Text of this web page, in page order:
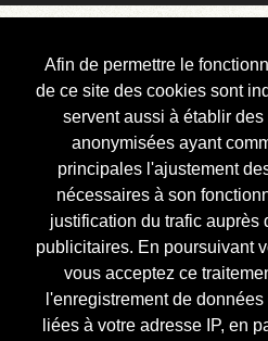
Afin de permettre le
de ce site des cookies sont
servent aussi à établir
anonymisées ayant
principales l'ajustement
nécessaires à son
justification du trafic auprès
publicitaires. En poursuivant
vous acceptez ce
l'enregistrement de
liées à votre adresse IP, en
Courbis, « LE »
Blog Officiel
Bienvenue
Réalisations
Divers (et d’été)
Annonces
Liens externes